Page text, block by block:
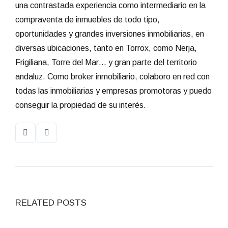
una contrastada experiencia como intermediario en la
compraventa de inmuebles de todo tipo,
oportunidades y grandes inversiones inmobiliarias, en
diversas ubicaciones, tanto en Torrox, como Nerja,
Frigiliana, Torre del Mar… y gran parte del territorio
andaluz. Como broker inmobiliario, colaboro en red con
todas las inmobiliarias y empresas promotoras y puedo
conseguir la propiedad de su interés.
RELATED POSTS